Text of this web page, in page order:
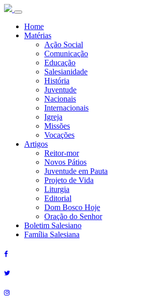
Home
Matérias
Ação Social
Comunicação
Educação
Salesianidade
História
Juventude
Nacionais
Internacionais
Igreja
Missões
Vocações
Artigos
Reitor-mor
Novos Pátios
Juventude em Pauta
Projeto de Vida
Liturgia
Editorial
Dom Bosco Hoje
Oração do Senhor
Boletim Salesiano
Família Salesiana